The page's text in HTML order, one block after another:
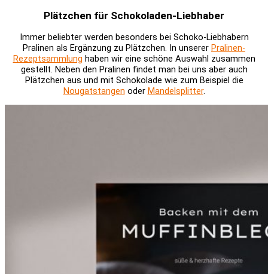
Plätzchen für Schokoladen-Liebhaber
Immer beliebter werden besonders bei Schoko-Liebhabern
Pralinen als Ergänzung zu Plätzchen. In unserer Pralinen-
Rezeptsammlung haben wir eine schöne Auswahl zusammen
gestellt. Neben den Pralinen findet man bei uns aber auch
Plätzchen aus und mit Schokolade wie zum Beispiel die
Nougatstangen oder Mandelsplitter.